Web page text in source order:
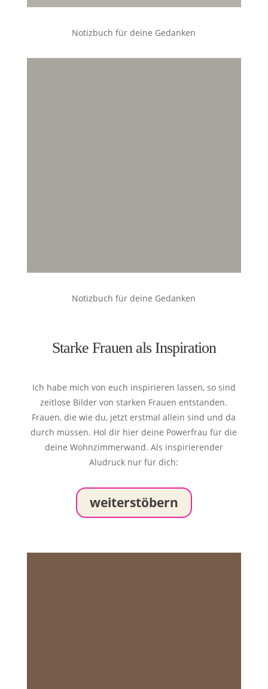
Notizbuch für deine Gedanken
Notizbuch für deine Gedanken
Starke Frauen als Inspiration
Ich habe mich von euch inspirieren lassen, so sind
zeitlose Bilder von starken Frauen entstanden.
Frauen, die wie du, jetzt erstmal allein sind und da
durch müssen. Hol dir hier deine Powerfrau für die
deine Wohnzimmerwand. Als inspirierender
Aludruck nur für dich:
weiterstöbern